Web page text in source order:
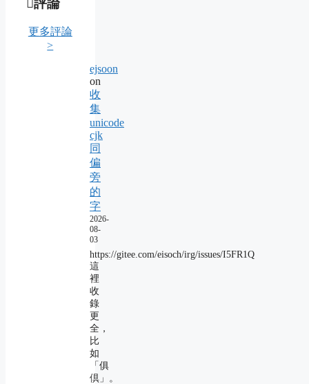
評論
更多評論
>
ejsoon
on
收
集
unicode
cjk
同
偏
旁
的
字
2026-
08-
03
https://gitee.com/eisoch/irg/issues/I5FR1Q
這
裡
收
錄
更
全，
比
如
「俱
倶」。